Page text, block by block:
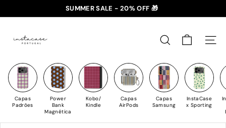
para
Conteúdo
slideshow
✈️ PORTES GRÁTIS: +35€ 🇵🇹🇪🇸 | +50€ 🇪🇺
SUMMER SALE - 20% OFF 🎁
n
t
a
C
a
s
PESQUISAR
Capas
Padrões
Power
Bank
Magnética
Kobo/
Kindle
Capas
AirPods
Capas
Samsung
InstaCase
x Sporting